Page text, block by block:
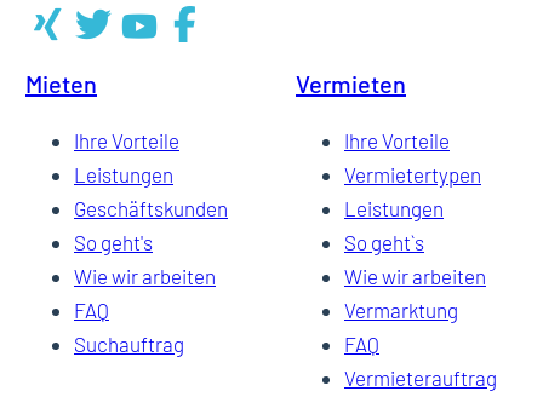
Mieten
Ihre Vorteile
Leistungen
Geschäftskunden
So geht's
Wie wir arbeiten
FAQ
Suchauftrag
Vermieten
Ihre Vorteile
Vermietertypen
Leistungen
So geht`s
Wie wir arbeiten
Vermarktung
FAQ
Vermieterauftrag